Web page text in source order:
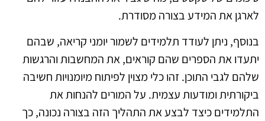
לארגן את המידע בצורה מסודרת.
בנוסף, ניתן לעודד תלמידים לשמור יומני קריאה, שבהם
יתעדו את הספרים שהם קוראים, את המחשבות והרגשות
שלהם לגבי התוכן. זהו כלי מצוין לפיתוח מיומנויות חשיבה
ביקורתית ומודעות עצמית. על המורים להנחות את
התלמידים כיצד לבצע את התהליך הזה בצורה נכונה, כך